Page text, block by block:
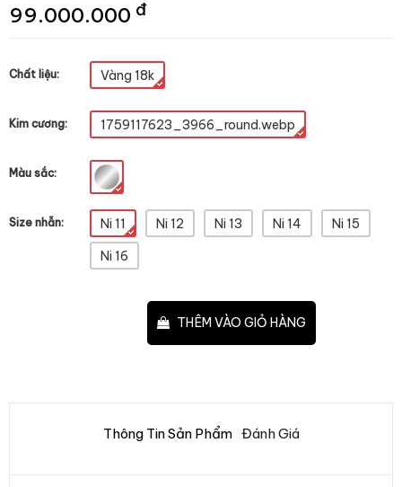
99.000.000 đ
Chất liệu: Vàng 18k
Kim cương: 1759117623_3966_round.webp
Màu sắc:
Size nhẫn: Ni 11 Ni 12 Ni 13 Ni 14
Ni 15
Ni 16
THÊM VÀO GIỎ HÀNG
Thông Tin Sản Phẩm Đánh Giá